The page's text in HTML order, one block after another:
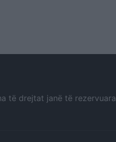
të drejtat janë të